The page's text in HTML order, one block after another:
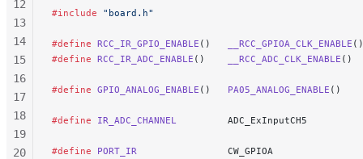
125
126
127
128
129
130
131
132
#include "board.h"
#define RCC_IR_GPIO_ENABLE () __RCC_GPIOA_CLK_ENABLE ()
#define RCC_IR_ADC_ENABLE () __RCC_ADC_CLK_ENABLE ()
#define GPIO_ANALOG_ENABLE () PA05_ANALOG_ENABLE ()
#define IR_ADC_CHANNEL
         ADC_ExInputCH5
#define PORT_IR
                CW_GPIOA
12
13
14
15
16
17
18
19
20